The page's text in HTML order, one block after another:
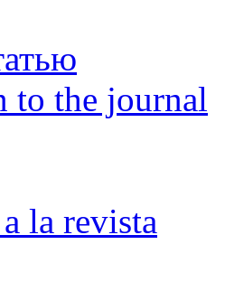
to the journal
la revista